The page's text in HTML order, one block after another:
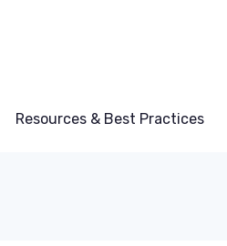
Resources & Best Practices